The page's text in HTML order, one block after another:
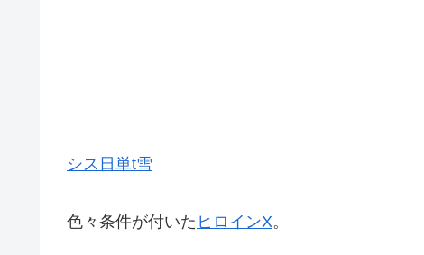
シス日単t雪
色々条件が付いた ヒロインX。